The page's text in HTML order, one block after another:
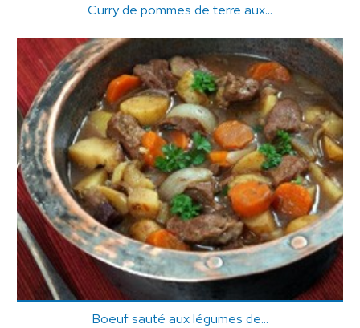
Curry de pommes de terre aux...
Boeuf sauté aux légumes de...